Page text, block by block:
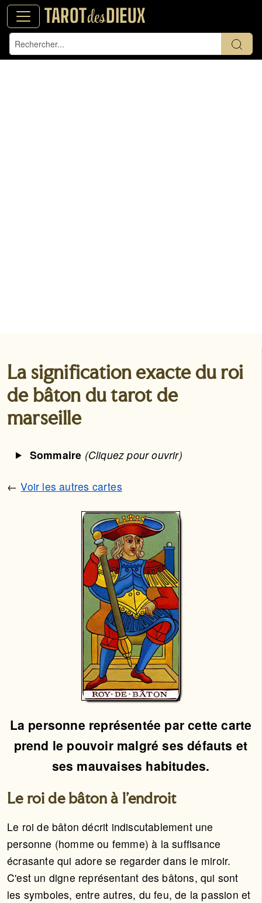
TAROTdesDIEUX
La signification exacte du roi
de bâton du tarot de
marseille
Sommaire (Cliquez pour ouvrir)
←Voir les autres cartes
La personne représentée par cette carte
prend le pouvoir malgré ses défauts et
ses mauvaises habitudes.
Le roi de bâton à l'endroit
Le roi de bâton décrit indiscutablement une
personne (homme ou femme) à la suffisance
écrasante qui adore se regarder dans le miroir.
C'est un digne représentant des bâtons, qui sont
les symboles, entre autres, du feu, de la passion et